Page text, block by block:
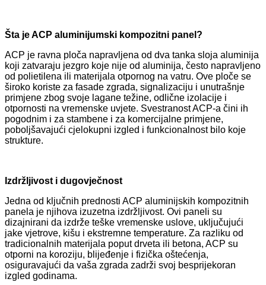
Šta je ACP aluminijumski kompozitni panel?
ACP je ravna ploča napravljena od dva tanka sloja aluminija
koji zatvaraju jezgro koje nije od aluminija, često napravljeno
od polietilena ili materijala otpornog na vatru. Ove ploče se
široko koriste za fasade zgrada, signalizaciju i unutrašnje
primjene zbog svoje lagane težine, odlične izolacije i
otpornosti na vremenske uvjete. Svestranost ACP-a čini ih
pogodnim i za stambene i za komercijalne primjene,
poboljšavajući cjelokupni izgled i funkcionalnost bilo koje
strukture.
Izdržljivost i dugovječnost
Jedna od ključnih prednosti ACP aluminijskih kompozitnih
panela je njihova izuzetna izdržljivost. Ovi paneli su
dizajnirani da izdrže teške vremenske uslove, uključujući
jake vjetrove, kišu i ekstremne temperature. Za razliku od
tradicionalnih materijala poput drveta ili betona, ACP su
otporni na koroziju, blijeđenje i fizička oštećenja,
osiguravajući da vaša zgrada zadrži svoj besprijekoran
izgled godinama.